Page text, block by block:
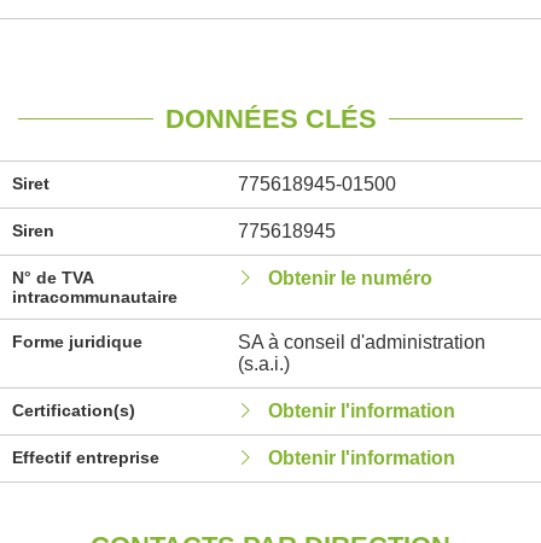
DONNÉES CLÉS
Siret 775618945-01500
Siren 775618945
N° de TVA
intracommunautaire
Obtenir le numéro
Forme juridique
SA à conseil d'administration
(s.a.i.)
Certification(s) Obtenir l'information
Effectif entreprise Obtenir l'information